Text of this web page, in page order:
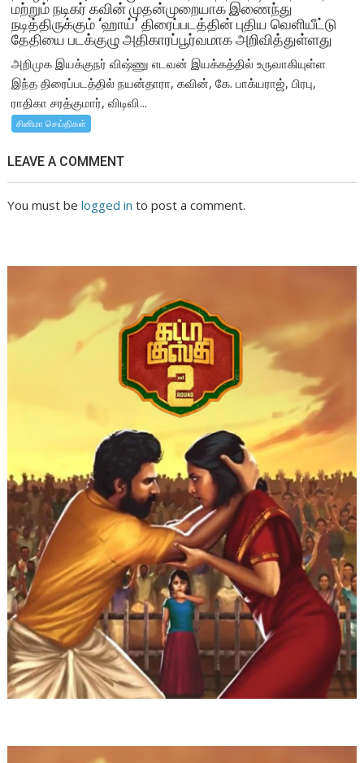
மற்றும் நடிகர் கவின் முதன்முறையாக இணைந்து
நடித்திருக்கும் ‘ஹாய்’ திரைப்படத்தின் புதிய வெளியீட்டு
தேதியை படக்குழு அதிகாரப்பூர்வமாக அறிவித்துள்ளது
அறிமுக இயக்குநர் விஷ்ணு எடவன் இயக்கத்தில் உருவாகியுள்ள
இந்த திரைப்படத்தில் நயன்தாரா, கவின், கே. பாக்யராஜ், பிரபு,
ராதிகா சரத்குமார், விடிவி...
சினிமா செய்திகள்
LEAVE A COMMENT
You must belogged in to post a comment.